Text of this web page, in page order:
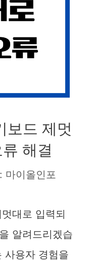
보드 제멋
해결
마이올인포
대로 입력되
알려드리겠습
사용자 경험을